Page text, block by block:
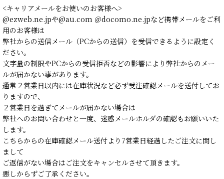
<キャリアメールをお使いのお客様へ>
@ezweb.ne.jpや@au.com ＠docomo.ne.jpなど携帯メールをご利
用のお客様は
弊社からの送信メール（PCからの送信）を受信できるように設定く
ださい。
文字量の制限やPCからの受信拒否などの影響により弊社からのメー
ルが届かない事があります。
通常２営業日以内には在庫状況など必ず受注確認メールを送付してお
りますので、
２営業日を過ぎてメールが届かない場合は
弊社へのお問い合わせと一度、迷惑メールホルダの確認もお願いいた
します。
こちらからの在庫確認メール送付より7営業日経過したご注文に関し
まして
ご返信がない場合はご注文をキャンセルさせて頂きます。
悪しからずご了承ください。